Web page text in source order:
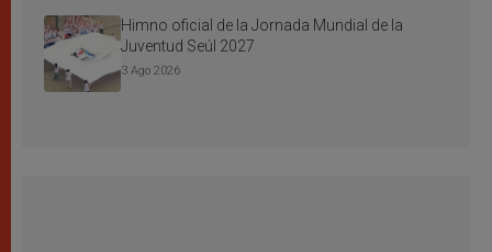
Himno oficial de la Jornada Mundial de la
Juventud Seúl 2027
3 Ago 2026